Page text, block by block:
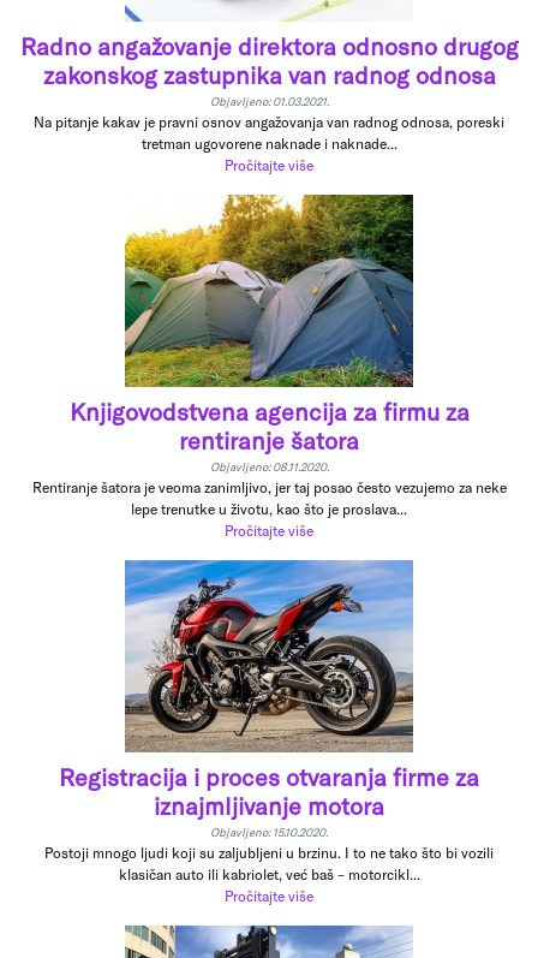
Radno angažovanje direktora odnosno drugog
zakonskog zastupnika van radnog odnosa
Objavljeno: 01.03.2021.
Na pitanje kakav je pravni osnov angažovanja van radnog odnosa, poreski
tretman ugovorene naknade i naknade...
Pročitajte više
Knjigovodstvena agencija za firmu za
rentiranje šatora
Objavljeno: 08.11.2020.
Rentiranje šatora je veoma zanimljivo, jer taj posao često vezujemo za neke
lepe trenutke u životu, kao što je proslava...
Pročitajte više
Registracija i proces otvaranja firme za
iznajmljivanje motora
Objavljeno: 15.10.2020.
Postoji mnogo ljudi koji su zaljubljeni u brzinu. I to ne tako što bi vozili
klasičan auto ili kabriolet, već baš – motorcikl...
Pročitajte više